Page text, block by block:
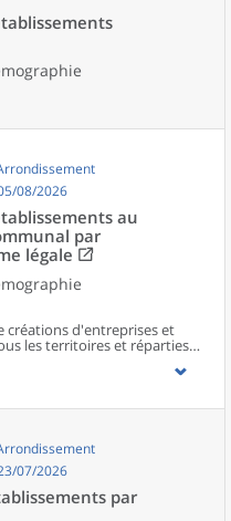
08/2026
au
par
légale
créations d'entreprises et
les territoires et réparties
07/2026
par